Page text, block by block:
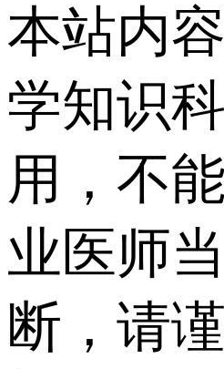
本站内
学知识
用，不
业医师
断，请